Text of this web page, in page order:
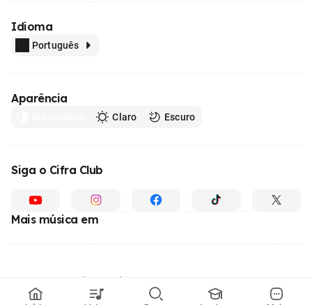
Idioma
Português
Aparência
Claro Escuro
Siga o Cifra Club
Mais música em
© 1996 - 2026, o maior site de ensino de música do Brasil